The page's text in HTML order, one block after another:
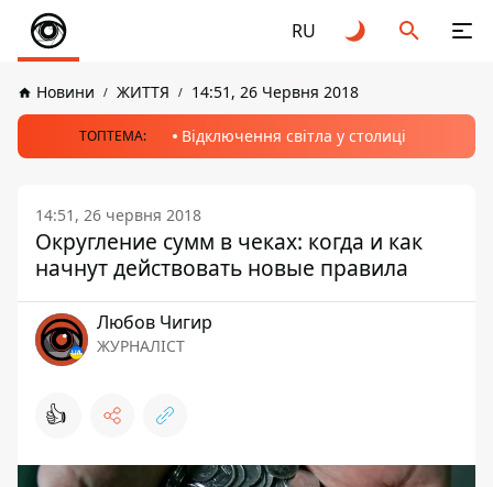
RU
Новини ЖИТТЯ 14:51, 26 Червня 2018
ТОПТЕМА: Відключення світла у столиці
14:51, 26 червня 2018
Округление сумм в чеках: когда и как
начнут действовать новые правила
Любов Чигир
ЖУРНАЛІСТ
👍